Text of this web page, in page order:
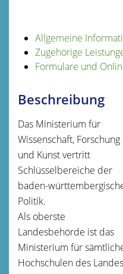
Allgemeine
Zugehörige
Formulare und
Beschreibung
Das Ministerium für
Wissenschaft, Forschung
und Kunst vertritt
Schlüsselbereiche der
baden-
Politik.
Als oberste
Landesbehörde ist das
Ministerium für
Hochschulen des